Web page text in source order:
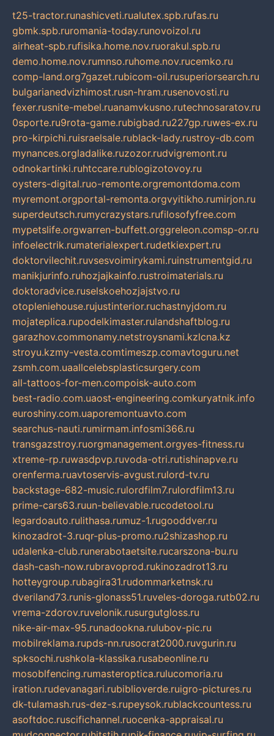
t25-tractor.runashicveti.rualutex.spb.rufas.ru
gbmk.spb.ruromania-today.runovoizol.ru
airheat-spb.rufisika.home.nov.ruorakul.spb.ru
demo.home.nov.rumnso.ruhome.nov.rucemko.ru
comp-land.org7gazet.rubicom-oil.rusuperiorsearch.ru
bulgarianedvizhimost.rusn-hram.rusenovosti.ru
fexer.rusnite-mebel.ruanamvkusno.rutechnosaratov.ru
0sporte.ru9rota-game.rubigbad.ru227gp.ruwes-ex.ru
pro-kirpichi.ruisraelsale.rublack-lady.rustroy-db.com
mynances.orgladalike.ruzozor.rudvigremont.ru
odnokartinki.ruhtccare.rublogizotovoy.ru
oysters-digital.ruo-remonte.orgremontdoma.com
myremont.orgportal-remonta.orgvyitikho.rumirjon.ru
superdeutsch.rumycrazystars.rufilosofyfree.com
mypetslife.orgwarren-buffett.orggreleon.comsp-or.ru
infoelectrik.rumaterialexpert.rudetkiexpert.ru
doktorvilechit.ruvsesvoimirykami.ruinstrumentgid.ru
manikjurinfo.ruhozjajkainfo.rustroimaterials.ru
doktoradvice.ruselskoehozjajstvo.ru
otopleniehouse.rujustinterior.ruchastnyjdom.ru
mojateplica.rupodelkimaster.rulandshaftblog.ru
garazhov.commonamy.netstroysnami.kzlcna.kz
stroyu.kzmy-vesta.comtimeszp.comavtoguru.net
zsmh.com.uaallcelebsplasticsurgery.com
all-tattoos-for-men.compoisk-auto.com
best-radio.com.uaost-engineering.comkuryatnik.info
euroshiny.com.uaporemontuavto.com
searchus-nauti.rumirmam.infosmi366.ru
transgazstroy.ruorgmanagement.orgyes-fitness.ru
xtreme-rp.ruwasdpvp.ruvoda-otri.rutishinapve.ru
orenferma.ruavtoservis-avgust.rulord-tv.ru
backstage-682-music.rulordfilm7.rulordfilm13.ru
prime-cars63.ruun-believable.rucodetool.ru
legardoauto.rulithasa.rumuz-1.rugooddver.ru
kinozadrot-3.ruqr-plus-promo.ru2shizashop.ru
udalenka-club.runerabotaetsite.rucarszona-bu.ru
dash-cash-now.rubravoprod.rukinozadrot13.ru
hotteygroup.rubagira31.rudommarketnsk.ru
dveriland73.runis-glonass51.ruveles-doroga.rutb02.ru
vrema-zdorov.ruvelonik.rusurgutgloss.ru
nike-air-max-95.runadookna.rulubov-pic.ru
mobilreklama.rupds-nn.rusocrat2000.ruvgurin.ru
spksochi.rushkola-klassika.rusabeonline.ru
mosoblfencing.rumasteroptica.rulucomoria.ru
iration.rudevanagari.rubiblioverde.ruigro-pictures.ru
dk-tulamash.rus-dez-s.rupeysok.rublackcountess.ru
asoftdoc.ruscifichannel.ruocenka-appraisal.ru